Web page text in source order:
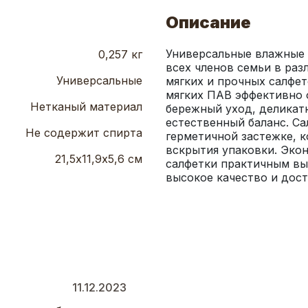
0,257 кг
Универсальные
Нетканый материал
Не содержит спирта
21,5х11,9х5,6 см
Описание
Универсальные
всех членов семьи в
мягких и прочных
мягких ПАВ эффективно
бережный уход,
естественный баланс.
герметичной застежке,
вскрытия упаковки.
салфетки практичным
высокое качество и
11.12.2023